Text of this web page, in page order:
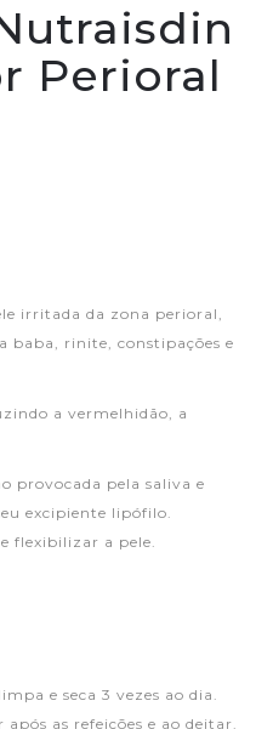
Perioral
irritada da zona perioral,
baba, rinite, constipações e
a vermelhidão, a
provocada pela saliva e
excipiente lipófilo.
flexibilizar a pele.
e seca 3 vezes ao dia.
as refeições e ao deitar.